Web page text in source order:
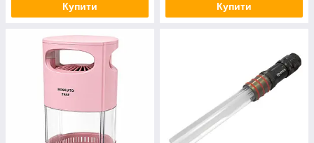
Купити Купити